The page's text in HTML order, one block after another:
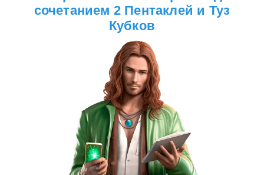
сочетанием 2 Пентаклей и Туз
Кубков